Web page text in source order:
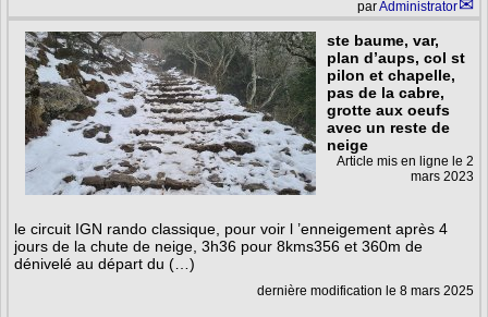
parAdministrator
ste baume, var,
plan d’aups, col st
pilon et chapelle,
pas de la cabre,
grotte aux oeufs
avec un reste de
neige
le circuit IGN rando classique, pour voir l ’enneigement après 4
jours de la chute de neige, 3h36 pour 8kms356 et 360m de
dénivelé au départ du (…)
Article mis en ligne le 2
mars 2023
dernière modification le 8 mars 2025